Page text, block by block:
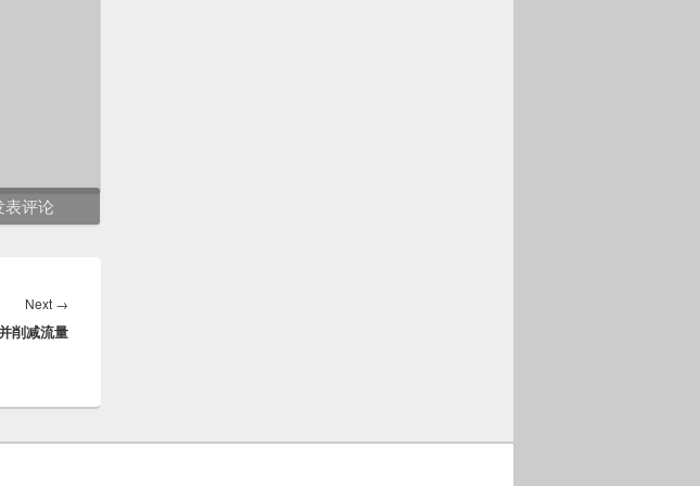
Next →
post:
削减流量